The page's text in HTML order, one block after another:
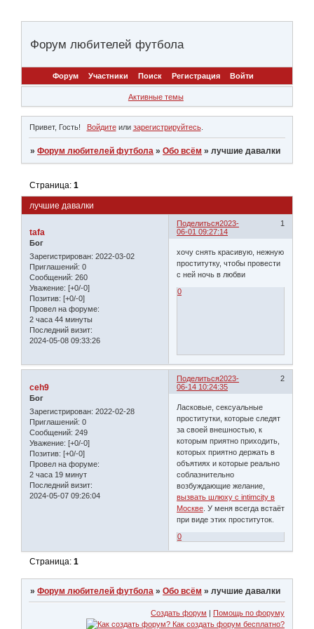
Форум любителей футбола
Форум Участники Поиск Регистрация Войти
Активные темы
Привет, Гость! Войдитеили зарегистрируйтесь.
»Форум любителей футбола »Обо всём »лучшие давалки
лучшие давалки
Страница:1
Поделиться 1
2023-
06-01 09:27:14
tafa
Бог
Зарегистрирован: 2022-03-02
Приглашений: 0
Сообщений: 260
Уважение: [+0/-0]
Позитив: [+0/-0]
Провел на форуме:
2 часа 44 минуты
Последний визит:
2024-05-08 09:33:26
хочу снять красивую, нежную
проститутку, чтобы провести
с ней ночь в любви
0
Поделиться 2
2023-
06-14 10:24:35
ceh9
Бог
Зарегистрирован: 2022-02-28
Приглашений: 0
Сообщений: 249
Уважение: [+0/-0]
Позитив: [+0/-0]
Провел на форуме:
2 часа 19 минут
Последний визит:
2024-05-07 09:26:04
Ласковые, сексуальные
проститутки, которые следят
за своей внешностью, к
которым приятно приходить,
которых приятно держать в
объятиях и которые реально
соблазнительно
возбуждающие желание,
вызвать шлюху с intimcity в
Москве . У меня всегда встаёт
при виде этих проституток.
0
Страница:1
»Форум любителей футбола »Обо всём »лучшие давалки
Создать форум Помощь по форуму